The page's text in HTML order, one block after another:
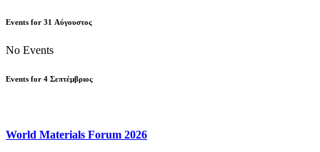
Events for 31 Αύγουστος
No Events
Events for 4 Σεπτέμβριος
World Materials Forum 2026